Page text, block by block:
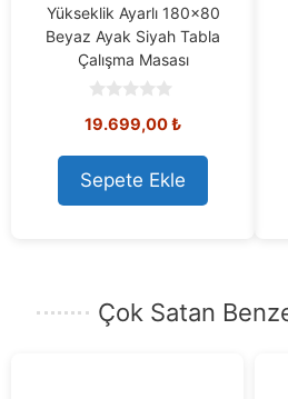
Yükseklik Ayarlı 180×80
Beyaz Ayak Siyah Tabla
Çalışma Masası
o
t
o
f
5
19.699,00₺
Sepete Ekle
Çok Satan